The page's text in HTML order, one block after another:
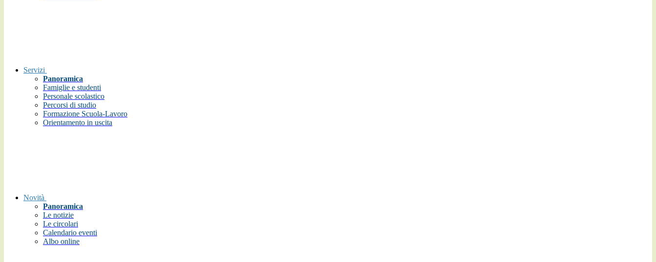
Servizi
Panoramica
Famiglie e studenti
Personale scolastico
Percorsi di studio
Formazione Scuola-Lavoro
Orientamento in uscita
Novità
Panoramica
Le notizie
Le circolari
Calendario eventi
Albo online